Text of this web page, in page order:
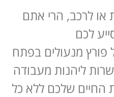
או לרכב, הרי אתם
לכם
מנעולים בפתח
ליהנות מעבודה
החיים שלכם ללא כל